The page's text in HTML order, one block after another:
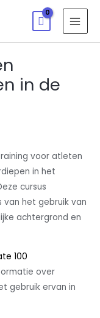
in de
voor atleten
in het
cursus
van het gebruik van
achtergrond en
100
over
gebruik ervan in